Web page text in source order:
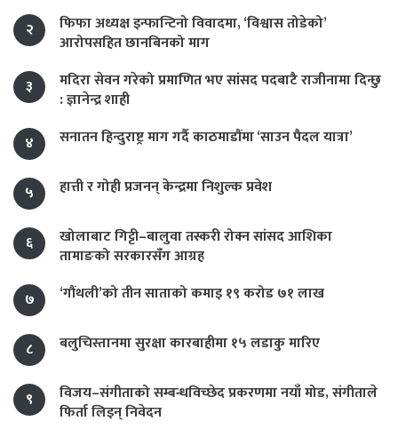
२
फिफा अध्यक्ष इन्फान्टिनो विवादमा, ‘विश्वास तोडेको’
आरोपसहित छानबिनको माग
३
मदिरा सेवन गरेको प्रमाणित भए सांसद पदबाटै राजीनामा दिन्छु
: ज्ञानेन्द्र शाही
४
सनातन हिन्दुराष्ट्र माग गर्दै काठमाडौंमा ‘साउन पैदल यात्रा’
५ हात्ती र गोही प्रजनन् केन्द्रमा निशुल्क प्रवेश
६
खोलाबाट गिट्टी–बालुवा तस्करी रोक्न सांसद आशिका
तामाङको सरकारसँग आग्रह
७
‘गौंथली’को तीन साताको कमाइ १९ करोड ७१ लाख
८ बलुचिस्तानमा सुरक्षा कारबाहीमा १५ लडाकु मारिए
९
विजय–संगीताको सम्बन्धविच्छेद प्रकरणमा नयाँ मोड, संगीता‍ले
फिर्ता लिइन् निवेदन